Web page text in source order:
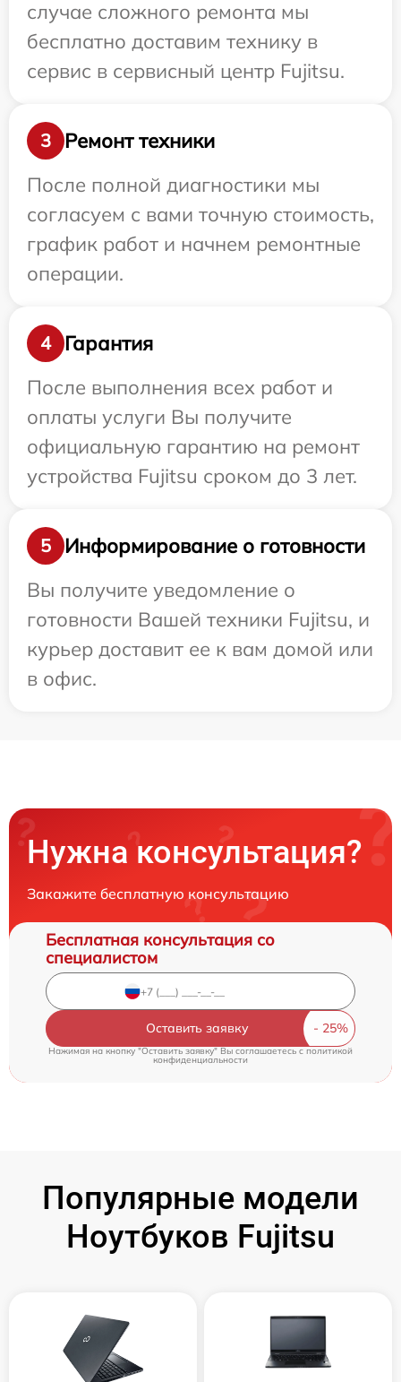
случае сложного ремонта мы
бесплатно доставим технику в
сервис в сервисный центр Fujitsu.
3
Ремонт техники
После полной диагностики мы
согласуем с вами точную стоимость,
график работ и начнем ремонтные
операции.
4
Гарантия
После выполнения всех работ и
оплаты услуги Вы получите
официальную гарантию на ремонт
устройства Fujitsu сроком до 3 лет.
5
Информирование о готовности
Вы получите уведомление о
готовности Вашей техники Fujitsu, и
курьер доставит ее к вам домой или
в офис.
Нужна консультация?
Закажите бесплатную консультацию
Бесплатная консультация со
специалистом
Оставить заявку
Нажимая на кнопку "Оставить заявку" Вы соглашаетесь cполитикой
конфиденциальности
Популярные модели
Ноутбуков Fujitsu